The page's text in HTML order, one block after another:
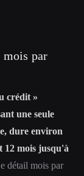
mois par
crédit »
une seule
dure environ
mois jusqu'à
détail mois par